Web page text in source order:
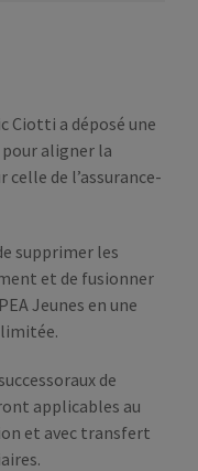
Ciotti a déposé une
aligner la
celle de l’assurance-
supprimer les
et de fusionner
Jeunes en une
de
applicables au
et avec transfert